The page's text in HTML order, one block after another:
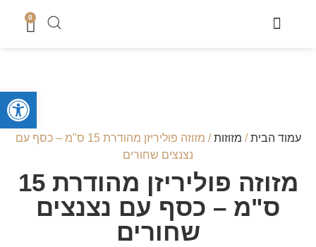
0
עמוד הבית/ מזוזות
/ מזוזה פוליריזן מהודרת 15 ס"מ – כסף עם
נצנצים שחורים
מזוזה פוליריזן מהודרת 15
ס"מ – כסף עם נצנצים
שחורים
פתח